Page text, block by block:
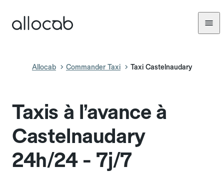
Allocab Commander Taxi Taxi Castelnaudary
Taxis à l’avance à
Castelnaudary
24h/24 - 7j/7